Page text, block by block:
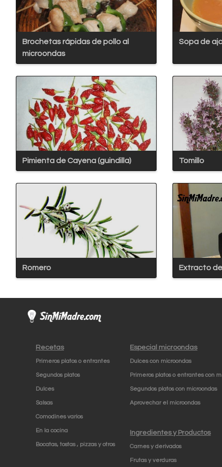
Brochetas rápidas de pollo al
microondas
Sopa de
Pimienta de Cayena (guindilla) Tomillo
Romero Extracto
Recetas
Primeros platos o entrantes
Segundos platos
Dulces
Salsas
Comodines varios
En la cocina
Bocatas, tostas , pizzas y otros
Especial microondas
Dulces con microondas
Primeros platos o entrantes con
Segundos platos con microondas
Aprovechar el microondas
Ingredientes y Productos
Carnes y derivados
Frutas y verduras